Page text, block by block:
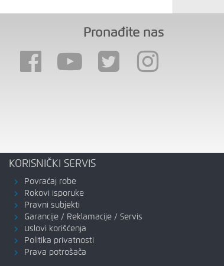
Pronađite nas
KORISNIČKI SERVIS
Povraćaj robe
Rokovi isporuke
Pravni subjekti
Garancije / Reklamacije / Servis
Uslovi korišćenja
Politika privatnosti
Prava potrošača